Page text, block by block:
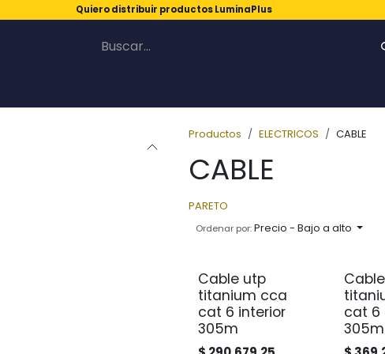
Quiero distribuir productos LuminaPlus
Productos ELECTRICOS CABLE
CABLE
PARETO
Ordenar por:Precio - Bajo a alto
Cable utp
titanium cca
cat 6 interior
305m
cat 6
305m